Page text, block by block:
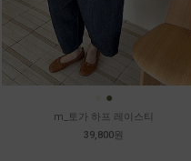
●
m_토가 하프 레이스티
39,800원